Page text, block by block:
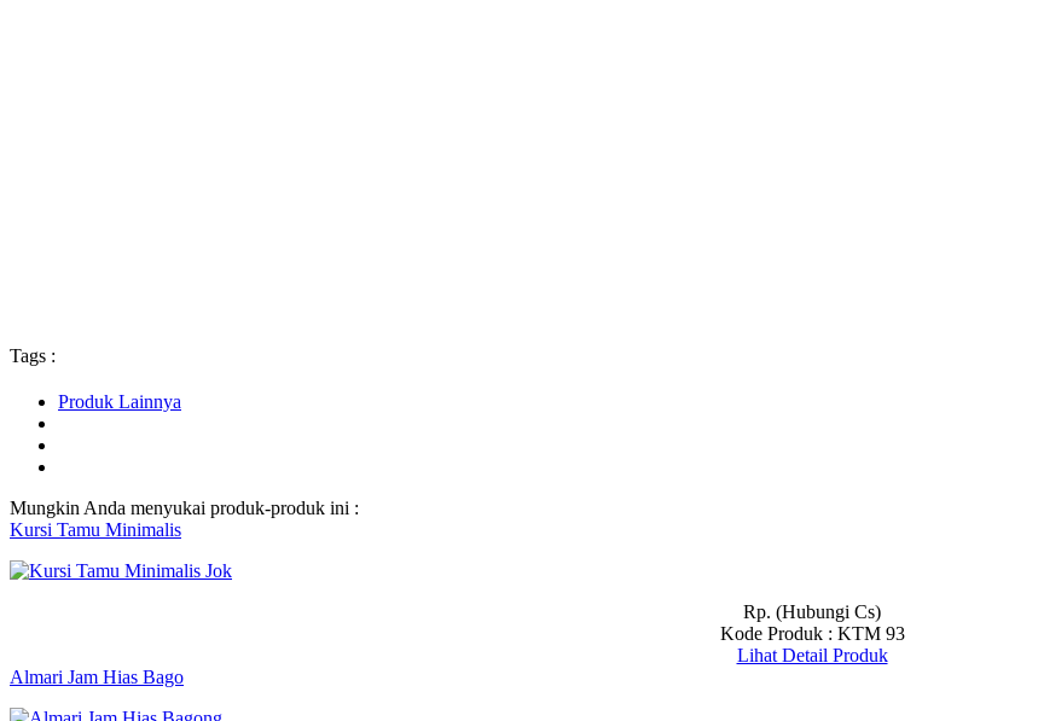
Tags :
Produk Lainnya
Mungkin Anda menyukai produk-produk ini :
Kursi Tamu Minimalis
Rp. (Hubungi Cs)
Kode Produk : KTM 93
Lihat Detail Produk
Almari Jam Hias Bago